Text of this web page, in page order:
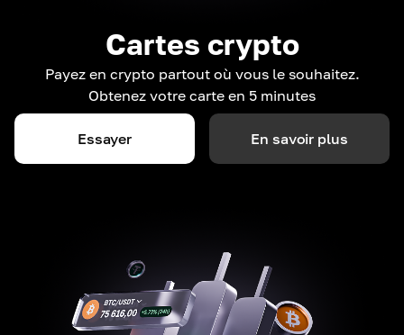
Cartes crypto
Payez en crypto partout où vous le souhaitez.
Obtenez votre carte en 5 minutes
Essayer En savoir plus